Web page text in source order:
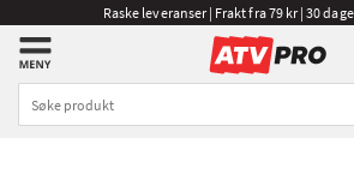
Raske leveranser | Frakt fra 79 kr | 30